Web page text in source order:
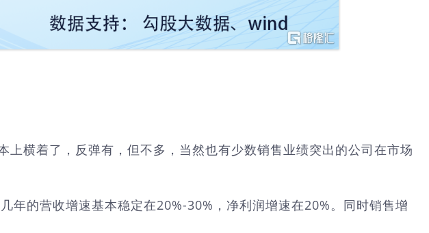
横着了，反弹有，但不多，当然也有少数销售业绩突出的公司在市场
年的营收增速基本稳定在20%-30%，净利润增速在20%。同时销售增